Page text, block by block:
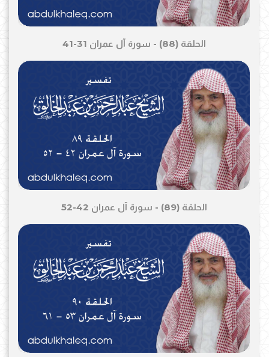
الحلقة (88) - سورة آل عمران 31-41
الحلقة (89) - سورة آل عمران 42-52